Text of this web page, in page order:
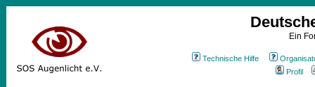
Ein
Technische Hilfe
Profil